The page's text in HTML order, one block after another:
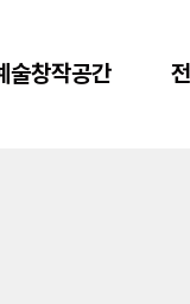
술창작공간